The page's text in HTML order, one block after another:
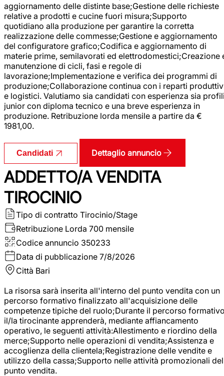
aggiornamento delle distinte base;Gestione delle richieste
relative a prodotti e cucine fuori misura;Supporto
quotidiano alla produzione per garantire la corretta
realizzazione delle commesse;Gestione e aggiornamento
del configuratore grafico;Codifica e aggiornamento di
materie prime, semilavorati ed elettrodomestici;Creazione
manutenzione di cicli, fasi e regole di
lavorazione;Implementazione e verifica dei programmi di
produzione;Collaborazione continua con i reparti
e logistici. Valutiamo sia candidati con esperienza sia
junior con diploma tecnico e una breve esperienza in
produzione. Retribuzione lorda mensile a partire da €
1981,00.
Candidati Dettaglio annuncio
ADDETTO/A VENDITA
TIROCINIO
Tipo di contratto Tirocinio/Stage
Retribuzione Lorda 700 mensile
Codice annuncio 350233
Data di pubblicazione 7/8/2026
Città Bari
La risorsa sarà inserita all'interno del punto vendita con un
percorso formativo finalizzato all'acquisizione delle
competenze tipiche del ruolo;Durante il percorso
il/la tirocinante apprenderà, mediante affiancamento
operativo, le seguenti attività:Allestimento e riordino della
merce;Supporto nelle operazioni di vendita;Assistenza e
accoglienza della clientela;Registrazione delle vendite e
utilizzo della cassa;Supporto nelle attività promozionali del
punto vendita.